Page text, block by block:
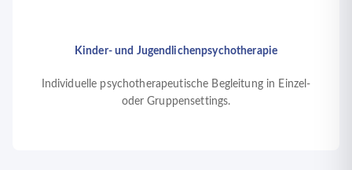
Kinder- und Jugendlichenpsychotherapie
Individuelle psychotherapeutische Begleitung in Einzel-
oder Gruppensettings.